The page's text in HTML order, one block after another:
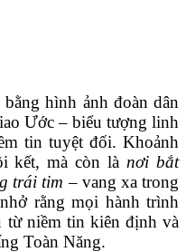
hình ảnh đoàn dân
Ước – biểu tượng linh
tin tuyệt đối. Khoảnh
kết, mà còn là nơi bắt
trái tim – vang xa trong
rằng mọi hành trình
từ niềm tin kiên định và
Toàn Năng.